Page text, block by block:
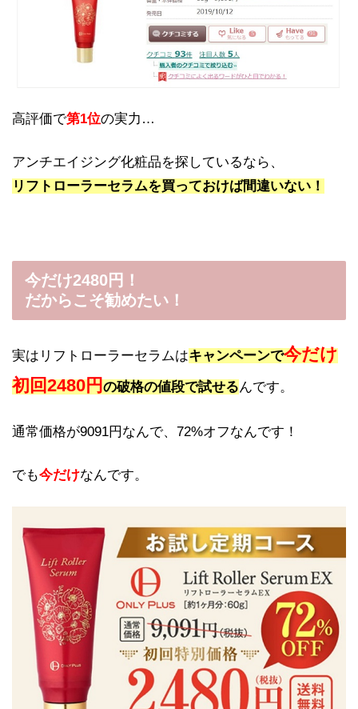
高評価で第1位の実力…
アンチエイジング化粧品を探しているなら、
リフトローラーセラムを買っておけば間違いない！
今だけ2480円！
だからこそ勧めたい！
実はリフトローラーセラムはキャンペーンで今だけ
初回2480円の破格の値段で試せるんです。
通常価格が9091円なんで、72%オフなんです！
でも今だけなんです。